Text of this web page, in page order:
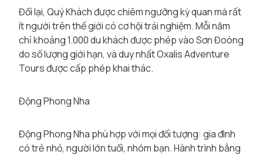
Đổi lại, Quý Khách được chiêm ngưỡng kỳ quan mà rất
ít người trên thế giới có cơ hội trải nghiệm. Mỗi năm
chỉ khoảng 1.000 du khách được phép vào Sơn Đoòng
do số lượng giới hạn, và duy nhất Oxalis Adventure
Tours được cấp phép khai thác.
Động Phong Nha
Động Phong Nha phù hợp với mọi đối tượng: gia đình
có trẻ nhỏ, người lớn tuổi, nhóm bạn. Hành trình bằng